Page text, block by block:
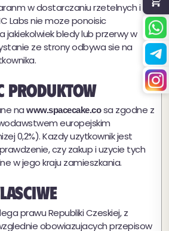
w dostarczaniu rzetelnych i
Labs nie moze ponoisic
jakiekolwiek bledy lub przerwy w
ze strony odbywa sie na
produktow
na www.spacecake.cosa zgodne z
europejskim
0,2%). Kazdy uzytkownik jest
czy zakup i uzycie tych
w jego kraju zamieszkania.
prawu Republiki Czeskiej, z
obowiazujacych przepisow
★4,8 / 5 (54 opinie)